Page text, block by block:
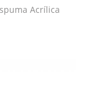
Acrílica